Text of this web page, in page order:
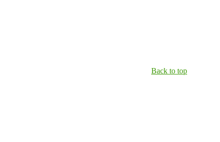
Back to top